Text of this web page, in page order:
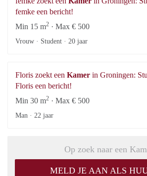
femke een bericht!
Min 15 m2 · Max € 500
Vrouw · Student · 20 jaar
Floris zoekt een Kamer in Groningen:
Floris een bericht!
Min 30 m2 · Max € 500
Man · 22 jaar
Op zoek naar een
MELD JE AAN ALS